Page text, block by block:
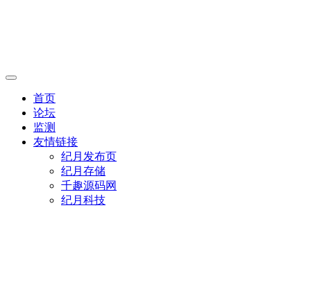
首页
论坛
监测
友情链接
纪月发布页
纪月存储
千趣源码网
纪月科技